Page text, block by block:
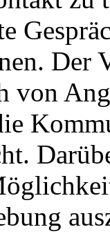
Der
von